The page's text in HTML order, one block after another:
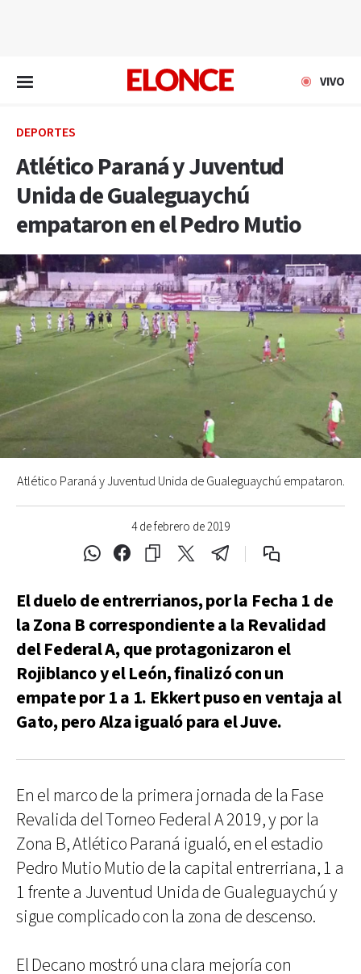
VIVO
DEPORTES
Atlético Paraná y Juventud
Unida de Gualeguaychú
empataron en el Pedro Mutio
4 de febrero de 2019
Atlético Paraná y Juventud Unida de Gualeguaychú empataron.
El duelo de entrerrianos, por la Fecha 1 de
la Zona B correspondiente a la Revalidad
del Federal A, que protagonizaron el
Rojiblanco y el León, finalizó con un
empate por 1 a 1. Ekkert puso en ventaja al
Gato, pero Alza igualó para el Juve.
En el marco de la primera jornada de la Fase
Revalida del Torneo Federal A 2019, y por la
Zona B, Atlético Paraná igualó, en el estadio
Pedro Mutio Mutio de la capital entrerriana, 1 a
1 frente a Juventud Unida de Gualeguaychú y
sigue complicado con la zona de descenso.
El Decano mostró una clara mejoría con